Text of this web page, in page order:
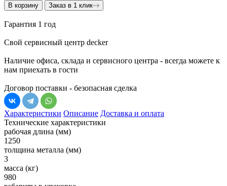
В корзину Заказ в 1 клик
Гарантия 1 год
Свой сервисный центр decker
Наличие офиса, склада и сервисного центра - всегда можете к
нам приехать в гости
Договор поставки - безопасная сделка
Характеристики Описание Доставка и оплата
Технические характеристики
рабочая длина (мм)
1250
толщина металла (мм)
3
масса (кг)
980